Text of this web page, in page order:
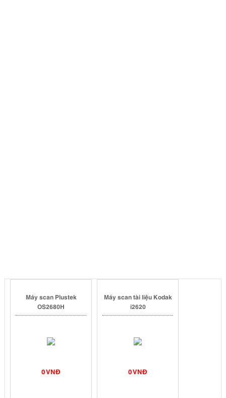
Máy scan Plustek
OS2680H
0 VNĐ
Máy scan tài liệu Kodak
i2620
0 VNĐ